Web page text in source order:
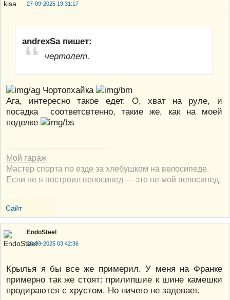
27-09-2025 19:31:17
andrexSa пишет:
чертолет.
Чортопхайка
Ага, интересно такое едет. О, хват на руле, и
посадка соответсвтенно, такие же, как на моей
поделке
Мой гараж
Мастер спорта по езде за хлебушком на велосипеде.
Если не я построил велосипед — это не мой велосипед.
Сайт
EndoSteel
28-09-2025 03:42:36
Крылья я бы все же примерил. У меня на Франке
примерно так же стоят: прилипшие к шине камешки
продираются с хрустом. Но ничего не задевает.